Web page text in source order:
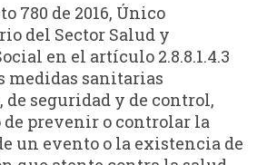
780 de 2016, Único
del Sector Salud y
en el artículo 2.8.8.1.4.3
medidas sanitarias
seguridad y de control,
de prevenir o controlar la
un evento o la existencia de